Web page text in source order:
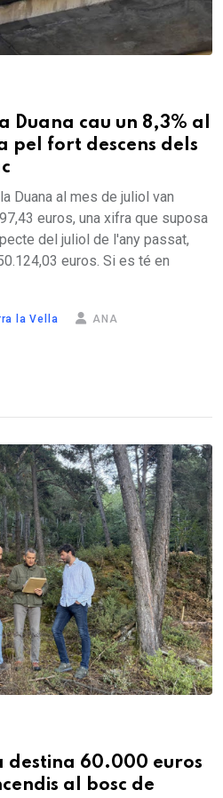
Duana cau un 8,3% al
pel fort descens dels
Duana al mes de juliol van
euros, una xifra que suposa
del juliol de l'any passat,
euros. Si es té en
la Vella ANA
destina 60.000 euros
al bosc de